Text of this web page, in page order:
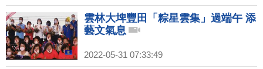
雲林大埤豐田「粽星雲集」過端午 添
藝文氣息
2022-05-31 07:33:49